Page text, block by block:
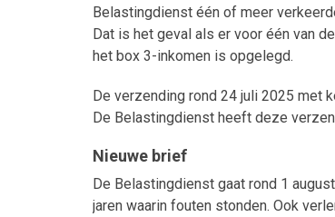
Belastingdienst één of meer
Dat is het geval als er voor één van
het box 3-inkomen is opgelegd.
De verzending rond 24 juli 2025 met
De Belastingdienst heeft deze
Nieuwe brief
De Belastingdienst gaat rond 1
jaren waarin fouten stonden. Ook